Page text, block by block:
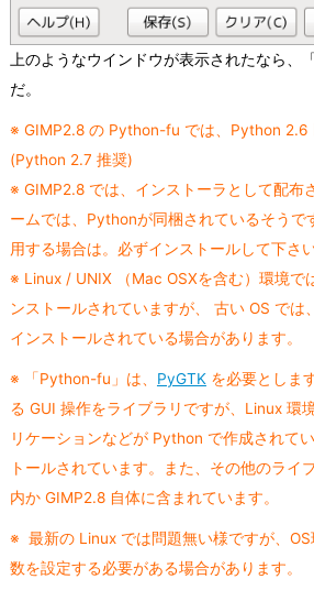
上のようなウインドウが表示されたなら、
だ。
※ GIMP2.8 の Python-fu では、Python 2.6
(Python 2.7 推奨)
※ GIMP2.8 では、インストーラとして配布
ームでは、Pythonが同梱されているそうで
用する場合は。必ずインストールして下さい
※ Linux / UNIX （Mac OSXを含む）環境で
ンストールされていますが、 古い OS で
インストールされている場合があります。
※ 「Python-fu」は、 PyGTKを必要としま
る GUI 操作をライブラリですが、Linux 環
リケーションなどが Python で作成されて
トールされています。また、その他のライ
内か GIMP2.8 自体に含まれています。
※ 最新の Linux では問題無い様ですが、
数を設定する必要がある場合があります。